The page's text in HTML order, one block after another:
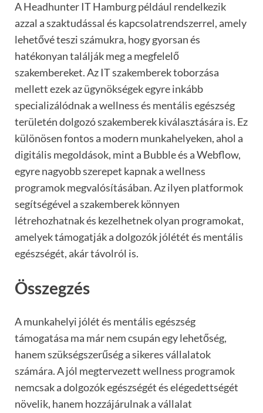
A Headhunter IT Hamburg például rendelkezik
azzal a szaktudással és kapcsolatrendszerrel, amely
lehetővé teszi számukra, hogy gyorsan és
hatékonyan találják meg a megfelelő
szakembereket. Az IT szakemberek toborzása
mellett ezek az ügynökségek egyre inkább
specializálódnak a wellness és mentális egészség
területén dolgozó szakemberek kiválasztására is. Ez
különösen fontos a modern munkahelyeken, ahol a
digitális megoldások, mint a Bubble és a Webflow,
egyre nagyobb szerepet kapnak a wellness
programok megvalósításában. Az ilyen platformok
segítségével a szakemberek könnyen
létrehozhatnak és kezelhetnek olyan programokat,
amelyek támogatják a dolgozók jólétét és mentális
egészségét, akár távolról is.
Összegzés
A munkahelyi jólét és mentális egészség
támogatása ma már nem csupán egy lehetőség,
hanem szükségszerűség a sikeres vállalatok
számára. A jól megtervezett wellness programok
nemcsak a dolgozók egészségét és elégedettségét
növelik, hanem hozzájárulnak a vállalat